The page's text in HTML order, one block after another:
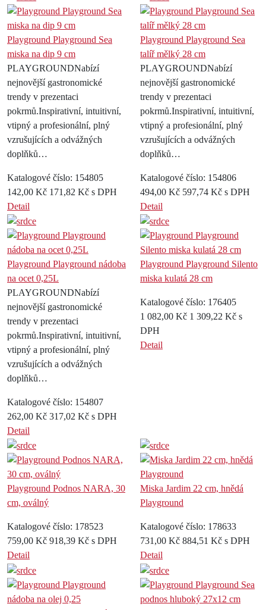
Playground Playground Sea
miska na dip 9 cm
PLAYGROUNDNabízí
nejnovější gastronomické
trendy v prezentaci
pokrmů.Inspirativní, intuitivní,
vtipný a profesionální, plný
vzrušujících a odvážných
doplňků…
Katalogové číslo: 154805
142,00 Kč 171,82 Kč s DPH
Detail
Playground Playground Sea
talíř mělký 28 cm
PLAYGROUNDNabízí
nejnovější gastronomické
trendy v prezentaci
pokrmů.Inspirativní, intuitivní,
vtipný a profesionální, plný
vzrušujících a odvážných
doplňků…
Katalogové číslo: 154806
494,00 Kč 597,74 Kč s DPH
Detail
Playground Playground nádoba
na ocet 0,25L
PLAYGROUNDNabízí
nejnovější gastronomické
trendy v prezentaci
pokrmů.Inspirativní, intuitivní,
vtipný a profesionální, plný
vzrušujících a odvážných
doplňků…
Katalogové číslo: 154807
262,00 Kč 317,02 Kč s DPH
Detail
Playground Playground Silento
miska kulatá 28 cm
Katalogové číslo: 176405
1 082,00 Kč 1 309,22 Kč s
DPH
Detail
Playground Podnos NARA, 30
cm, oválný
Katalogové číslo: 178523
759,00 Kč 918,39 Kč s DPH
Detail
Miska Jardim 22 cm, hnědá
Playground
Katalogové číslo: 178633
731,00 Kč 884,51 Kč s DPH
Detail